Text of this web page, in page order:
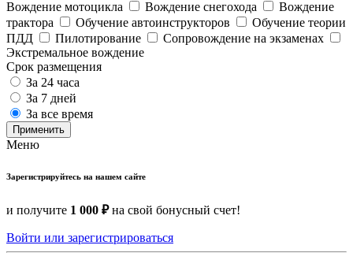
Вождение мотоцикла Вождение снегохода
Вождение
трактора
Обучение автоинструкторов
Обучение теории
ПДД
Пилотирование
Сопровождение на экзаменах
Экстремальное вождение
Срок размещения
За 24 часа
За 7 дней
За все время
Применить
Меню
Зарегистрируйтесь на нашем сайте
и получите 1 000 ₽на свой бонусный счет!
Войти или зарегистрироваться